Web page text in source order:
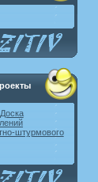
штурмового